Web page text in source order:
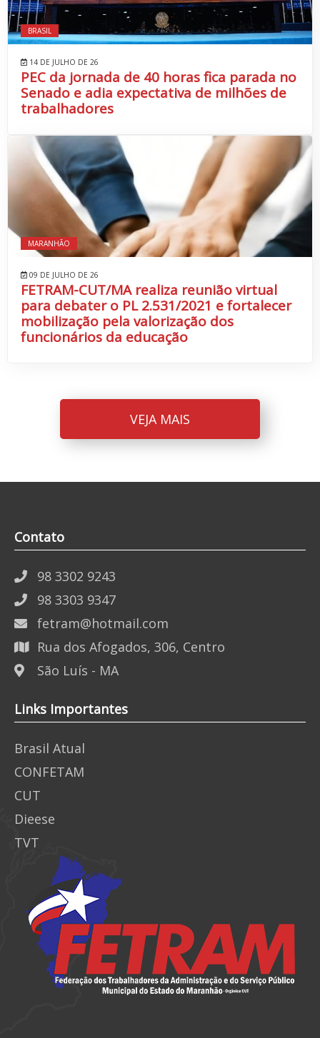
BRASIL
14 DE JULHO DE 26
PEC da jornada de 40 horas fica parada no
Senado e adia expectativa de milhões de
trabalhadores
MARANHÃO
09 DE JULHO DE 26
FETRAM-CUT/MA realiza reunião virtual
para debater o PL 2.531/2021 e fortalecer
mobilização pela valorização dos
funcionários da educação
VEJA MAIS
Contato
98 3302 9243
98 3303 9347
fetram@hotmail.com
Rua dos Afogados, 306, Centro
São Luís - MA
Links Importantes
Brasil Atual
CONFETAM
CUT
Dieese
TVT